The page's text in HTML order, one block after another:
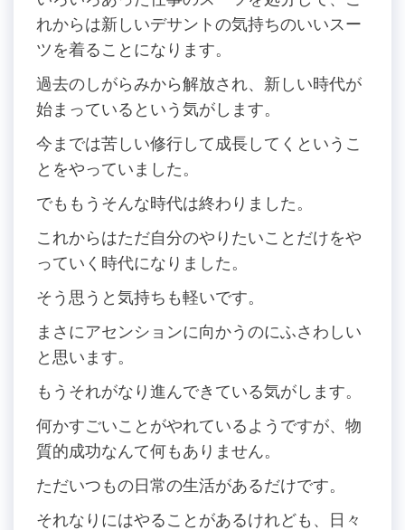
れからは新しいデサントの気持ちのいいスー
ツを着ることになります。
過去のしがらみから解放され、新しい時代が
始まっているという気がします。
今までは苦しい修行して成長してくというこ
とをやっていました。
でももうそんな時代は終わりました。
これからはただ自分のやりたいことだけをや
っていく時代になりました。
そう思うと気持ちも軽いです。
まさにアセンションに向かうのにふさわしい
と思います。
もうそれがなり進んできている気がします。
何かすごいことがやれているようですが、物
質的成功なんて何もありません。
ただいつもの日常の生活があるだけです。
それなりにはやることがあるけれども、日々